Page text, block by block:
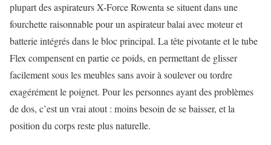
plupart des aspirateurs X-Force Rowenta se situent dans une
fourchette raisonnable pour un aspirateur balai avec moteur et
batterie intégrés dans le bloc principal. La tête pivotante et le tube
Flex compensent en partie ce poids, en permettant de glisser
facilement sous les meubles sans avoir à soulever ou tordre
exagérément le poignet. Pour les personnes ayant des problèmes
de dos, c’est un vrai atout : moins besoin de se baisser, et la
position du corps reste plus naturelle.